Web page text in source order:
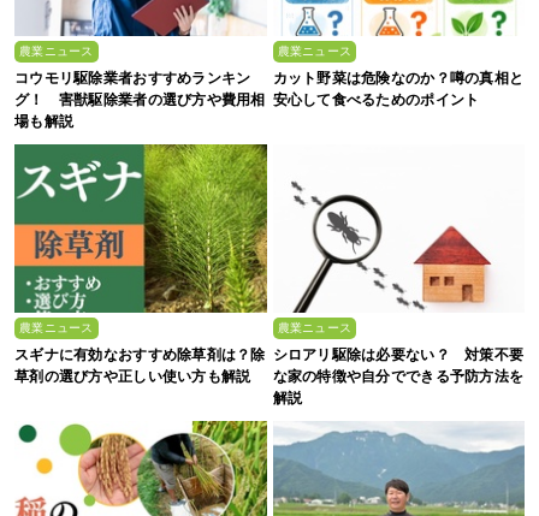
農業ニュース
コウモリ駆除業者おすすめランキン
グ！ 害獣駆除業者の選び方や費用相
場も解説
農業ニュース
カット野菜は危険なのか？噂の真相と
安心して食べるためのポイント
農業ニュース
スギナに有効なおすすめ除草剤は？除
草剤の選び方や正しい使い方も解説
農業ニュース
シロアリ駆除は必要ない？ 対策不要
な家の特徴や自分でできる予防方法を
解説